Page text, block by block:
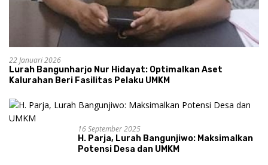
22 Januari 2026
Lurah Bangunharjo Nur Hidayat: Optimalkan Aset
Kalurahan Beri Fasilitas Pelaku UMKM
16 September 2025
H. Parja, Lurah Bangunjiwo: Maksimalkan
Potensi Desa dan UMKM